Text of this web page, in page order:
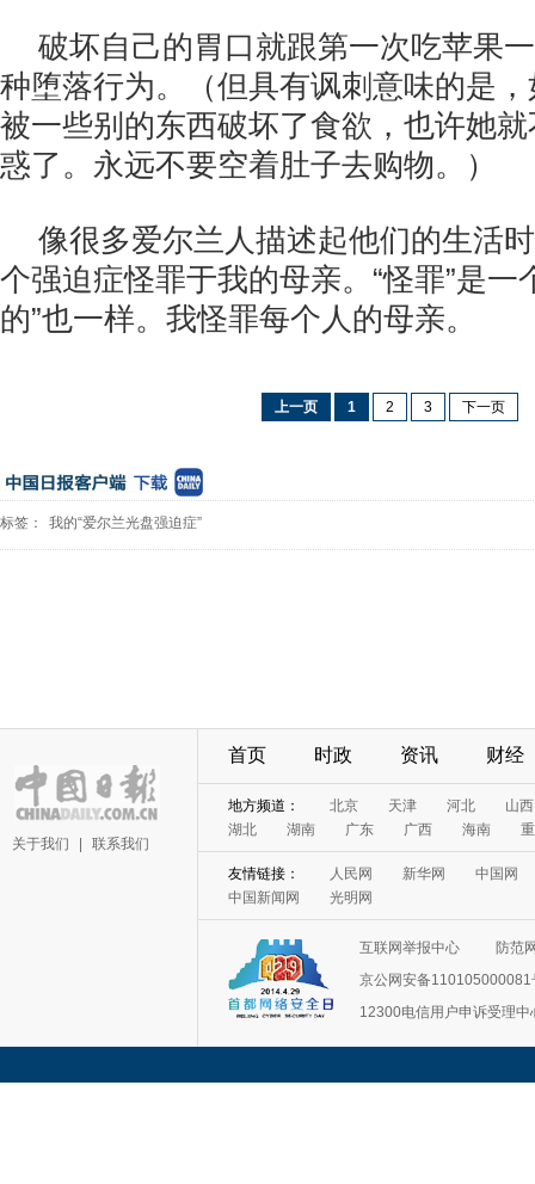
破坏自己的胃口就跟第一次吃苹果
种堕落行为。（但具有讽刺意味的是
被一些别的东西破坏了食欲，也许她
惑了。永远不要空着肚子去购物。）
像很多爱尔兰人描述起他们的生活
个强迫症怪罪于我的母亲。“怪罪”是一
的”也一样。我怪罪每个人的母亲。
上一页 1 2 3 下一页
标签： 我的“爱尔兰光盘强迫症”
关于我们 联系我们
首页 时政 资讯 财经
地方频道： 北京 天津 河北
山西
湖北
湖南 广东 广西 海南
友情链接： 人民网 新华网
中国网
中国新闻网
光明网
互联网举报中心
防范
京公网安备110105000081
12300电信用户申诉受理中